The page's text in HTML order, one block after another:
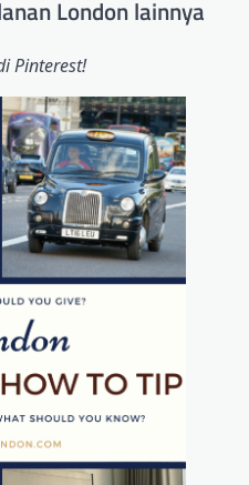
London lainnya
Pinterest!